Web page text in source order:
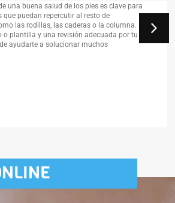
una buena salud de los pies es clave para
puedan repercutir al resto de
las rodillas, las caderas o la columna.
o plantilla y una revisión adecuada por tu
ayudarte a solucionar muchos